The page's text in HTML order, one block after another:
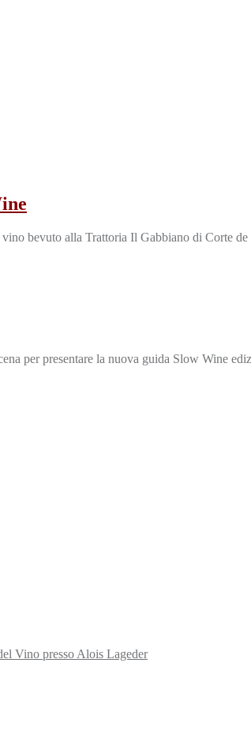
bevuto alla Trattoria Il Gabbiano di Corte
per presentare la nuova guida Slow Wine
Vino presso Alois Lageder